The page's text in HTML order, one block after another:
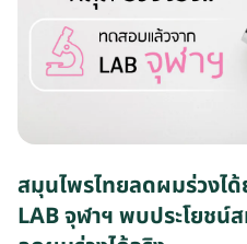
สมุนไพรไทยลดผมร่วงไ
LAB จุฬาฯ พบประโยชน์